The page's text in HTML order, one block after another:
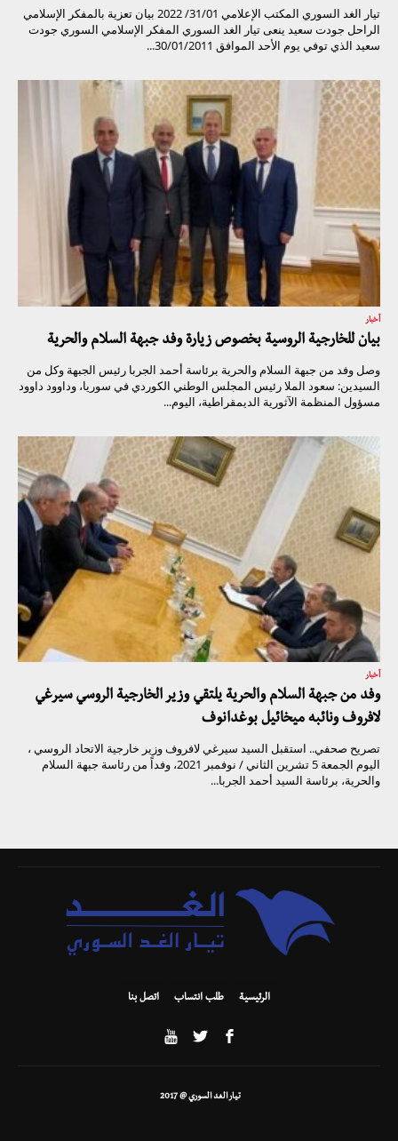
تيار الغد السوري المكتب الإعلامي 31/01/ 2022 بيان تعزية بالمفكر الإسلامي
الراحل جودت سعيد ينعى تيار الغد السوري المفكر الإسلامي السوري جودت
سعيد الذي توفي يوم الأحد الموافق 30/01/2011...
أخبار
بيان للخارجية الروسية بخصوص زيارة وفد جبهة السلام والحرية
وصل وفد من جبهة السلام والحرية برئاسة أحمد الجربا رئيس الجبهة وكل من
السيدين: سعود الملا رئيس المجلس الوطني الكوردي في سوريا، وداوود داوود
مسؤول المنظمة الآثورية الديمقراطية، اليوم...
أخبار
وفد من جبهة السلام والحرية يلتقي وزير الخارجية الروسي سيرغي
لافروف ونائبه ميخائيل بوغدانوف
تصريح صحفي.. استقبل السيد سيرغي لافروف وزير خارجية الاتحاد الروسي ،
اليوم الجمعة 5 تشرين الثاني / نوفمبر 2021، وفداً من رئاسة جبهة السلام
والحرية، برئاسة السيد أحمد الجربا...
الرئيسية طلب انتساب اتصل بنا
تيار الغد السوري @ 2017